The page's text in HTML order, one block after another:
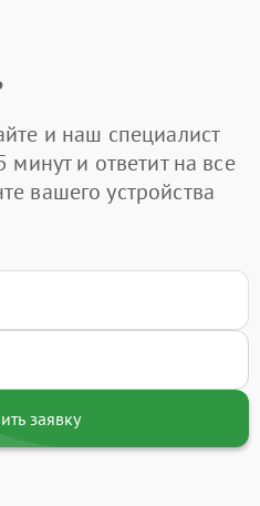
и наш специалист
минут и ответит на все
вашего устройства
заявку